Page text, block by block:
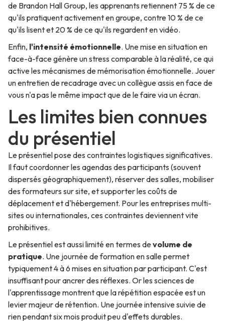
de Brandon Hall Group, les apprenants retiennent 75 % de ce
qu'ils pratiquent activement en groupe, contre 10 % de ce
qu'ils lisent et 20 % de ce qu'ils regardent en vidéo.
Enfin, l'intensité émotionnelle. Une mise en situation en
face-à-face génère un stress comparable à la réalité, ce qui
active les mécanismes de mémorisation émotionnelle. Jouer
un entretien de recadrage avec un collègue assis en face de
vous n'a pas le même impact que de le faire via un écran.
Les limites bien connues
du présentiel
Le présentiel pose des contraintes logistiques significatives.
Il faut coordonner les agendas des participants (souvent
dispersés géographiquement), réserver des salles, mobiliser
des formateurs sur site, et supporter les coûts de
déplacement et d'hébergement. Pour les entreprises multi-
sites ou internationales, ces contraintes deviennent vite
prohibitives.
Le présentiel est aussi limité en termes devolume de
pratique. Une journée de formation en salle permet
typiquement 4 à 6 mises en situation par participant. C'est
insuffisant pour ancrer des réflexes. Or les sciences de
l'apprentissage montrent que la répétition espacée est un
levier majeur de rétention. Une journée intensive suivie de
rien pendant six mois produit peu d'effets durables.